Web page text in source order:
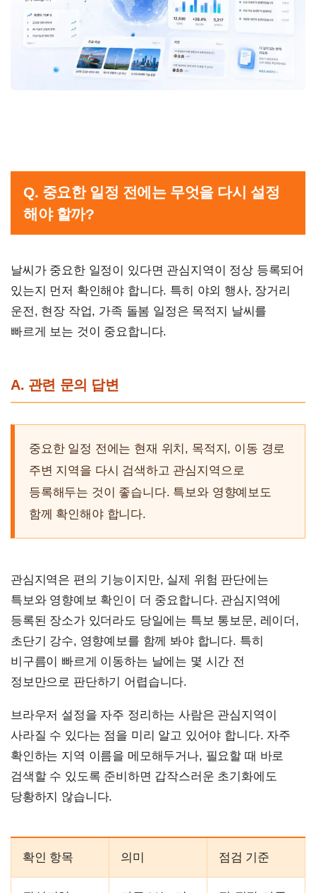
Q. 중요한 일정 전에는 무엇을 다시 설정
해야 할까?
날씨가 중요한 일정이 있다면 관심지역이 정상 등록되어
있는지 먼저 확인해야 합니다. 특히 야외 행사, 장거리
운전, 현장 작업, 가족 돌봄 일정은 목적지 날씨를
빠르게 보는 것이 중요합니다.
A. 관련 문의 답변
중요한 일정 전에는 현재 위치, 목적지, 이동 경로
주변 지역을 다시 검색하고 관심지역으로
등록해두는 것이 좋습니다. 특보와 영향예보도
함께 확인해야 합니다.
관심지역은 편의 기능이지만, 실제 위험 판단에는
특보와 영향예보 확인이 더 중요합니다. 관심지역에
등록된 장소가 있더라도 당일에는 특보 통보문, 레이더,
초단기 강수, 영향예보를 함께 봐야 합니다. 특히
비구름이 빠르게 이동하는 날에는 몇 시간 전
정보만으로 판단하기 어렵습니다.
브라우저 설정을 자주 정리하는 사람은 관심지역이
사라질 수 있다는 점을 미리 알고 있어야 합니다. 자주
확인하는 지역 이름을 메모해두거나, 필요할 때 바로
검색할 수 있도록 준비하면 갑작스러운 초기화에도
당황하지 않습니다.
확인 항목 의미 점검 기준